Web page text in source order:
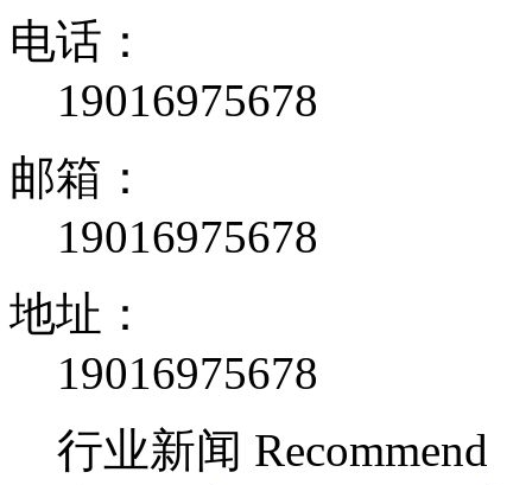
电话：
19016975678
邮箱：
19016975678
地址：
19016975678
行业新闻 Recommend